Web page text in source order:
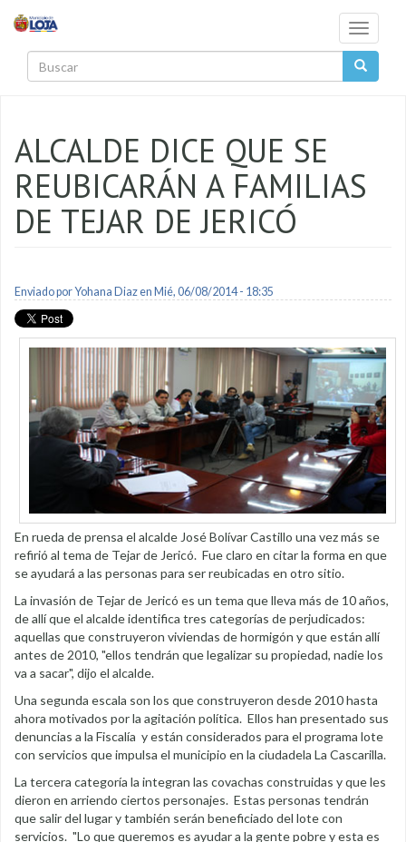
Toggle
ALCALDE DICE QUE SE
REUBICARÁN A FAMILIAS
DE TEJAR DE JERICÓ
Enviado porYohana Diazen Mié, 06/08/2014 - 18:35
En rueda de prensa el alcalde José Bolívar Castillo una vez más se
refirió al tema de Tejar de Jericó. Fue claro en citar la forma en que
se ayudará a las personas para ser reubicadas en otro sitio.
La invasión de Tejar de Jericó es un tema que lleva más de 10 años,
de allí que el alcalde identifica tres categorías de perjudicados:
aquellas que construyeron viviendas de hormigón y que están allí
antes de 2010, "ellos tendrán que legalizar su propiedad, nadie los
va a sacar", dijo el alcalde.
Una segunda escala son los que construyeron desde 2010 hasta
ahora motivados por la agitación política. Ellos han presentado sus
denuncias a la Fiscalía y están considerados para el programa lote
con servicios que impulsa el municipio en la ciudadela La Cascarilla.
La tercera categoría la integran las covachas construidas y que les
dieron en arriendo ciertos personajes. Estas personas tendrán
que salir del lugar y también serán beneficiado del lote con
servicios. "Lo que queremos es ayudar a la gente pobre y esta es